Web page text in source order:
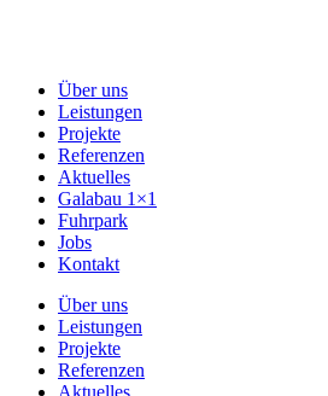
Über uns
Leistungen
Projekte
Referenzen
Aktuelles
Galabau 1×1
Fuhrpark
Jobs
Kontakt
Über uns
Leistungen
Projekte
Referenzen
Aktuelles